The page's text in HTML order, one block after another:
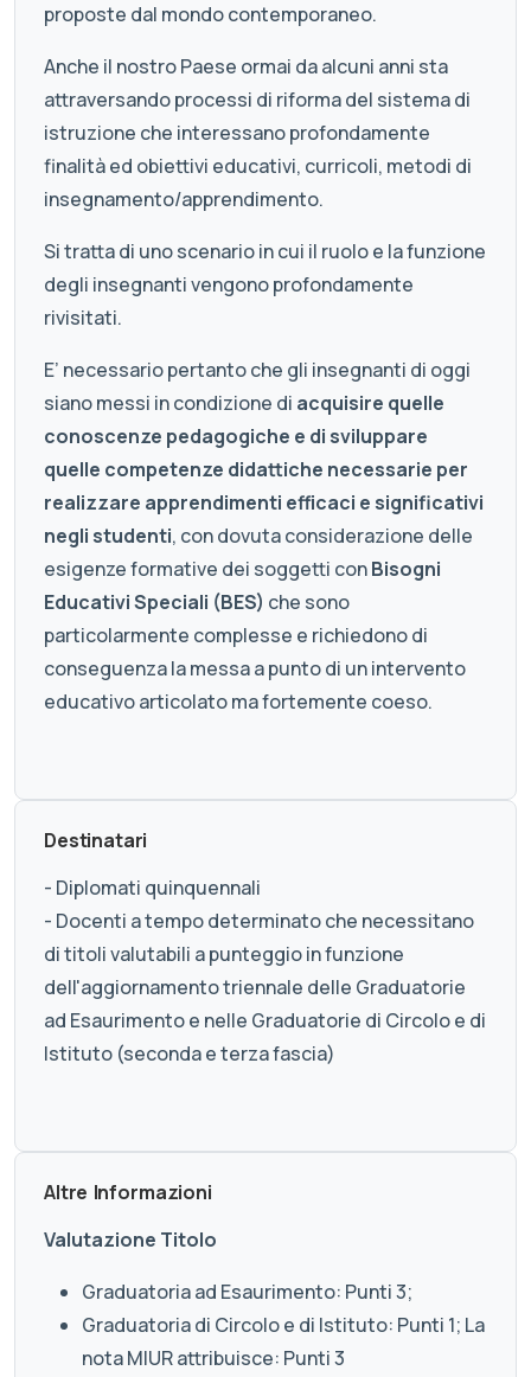
proposte dal mondo contemporaneo.
Anche il nostro Paese ormai da alcuni anni sta
attraversando processi di riforma del sistema di
istruzione che interessano profondamente
finalità ed obiettivi educativi, curricoli, metodi di
insegnamento/apprendimento.
Si tratta di uno scenario in cui il ruolo e la funzione
degli insegnanti vengono profondamente
rivisitati.
E’ necessario pertanto che gli insegnanti di oggi
siano messi in condizione di acquisire quelle
conoscenze pedagogiche e di sviluppare
quelle competenze didattiche necessarie per
realizzare apprendimenti efficaci e significativi
negli studenti, con dovuta considerazione delle
esigenze formative dei soggetti conBisogni
Educativi Speciali (BES) che sono
particolarmente complesse e richiedono di
conseguenza la messa a punto di un intervento
educativo articolato ma fortemente coeso.
Destinatari
- Diplomati quinquennali
- Docenti a tempo determinato che necessitano
di titoli valutabili a punteggio in funzione
dell'aggiornamento triennale delle Graduatorie
ad Esaurimento e nelle Graduatorie di Circolo e di
Istituto (seconda e terza fascia)
Altre Informazioni
Valutazione Titolo
Graduatoria ad Esaurimento: Punti 3;
Graduatoria di Circolo e di Istituto: Punti 1; La
nota MIUR attribuisce: Punti 3